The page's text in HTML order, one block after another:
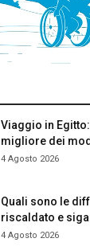
Viaggio in
migliore dei
4 Agosto 2026
Quali sono le
riscaldato e
4 Agosto 2026